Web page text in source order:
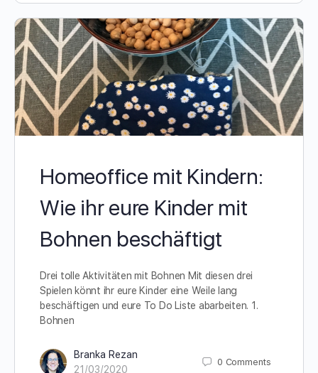
Homeoffice mit Kindern:
Wie ihr eure Kinder mit
Bohnen beschäftigt
Drei tolle Aktivitäten mit Bohnen Mit diesen drei
Spielen könnt ihr eure Kinder eine Weile lang
beschäftigen und eure To Do Liste abarbeiten. 1.
Bohnen
Branka Rezan
21/03/2020
0 Comments